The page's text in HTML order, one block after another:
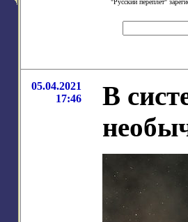
"Русский переплет"
05.04.2021
17:46
В